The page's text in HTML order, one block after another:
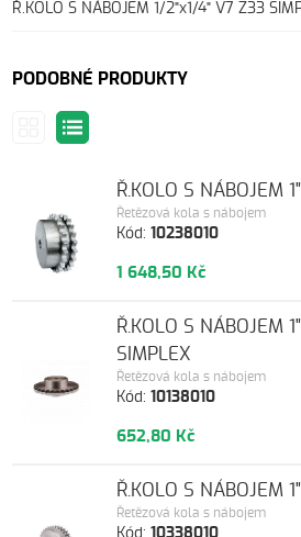
Ř.KOLO S NÁBOJEM 1/2"x1/4" V7 Z33
PODOBNÉ PRODUKTY
Kód:10238010
Řetězová kola s nábojem
Ř.KOLO S NÁBOJEM
1 648,50 Kč
Kód:10138010
Řetězová kola s nábojem
Ř.KOLO S NÁBOJEM
SIMPLEX
652,80 Kč
Kód:10338010
Řetězová kola s nábojem
Ř.KOLO S NÁBOJEM